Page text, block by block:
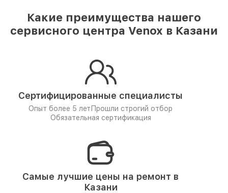
Какие преимущества нашего
сервисного центра Venox в Казани
Сертифицированные специалисты
Опыт более 5 лет Прошли строгий отбор
Обязательная сертификация
Самые лучшие цены на ремонт в
Казани